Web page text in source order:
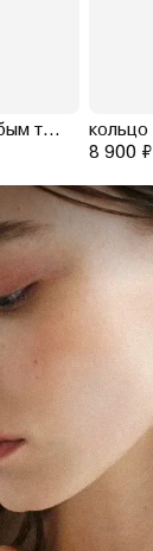
кольцо MAR с голубым топазом (родирование)
8 900 ₽
16.5 17.0
20.0